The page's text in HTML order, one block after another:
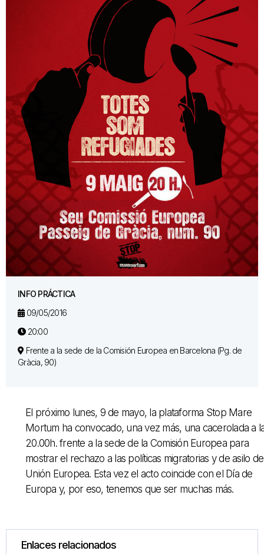
INFO PRÁCTICA
09/05/2016
20:00
Frente a la sede de la Comisión Europea en Barcelona (Pg. de
Gràcia, 90)
El próximo lunes, 9 de mayo, la plataforma Stop Mare
Mortum ha convocado, una vez más, una cacerolada a
20.00h. frente a la sede de la Comisión Europea para
mostrar el rechazo a las políticas migratorias y de asilo
Unión Europea. Esta vez el acto coincide con el Día de
Europa y, por eso, tenemos que ser muchas más.
Enlaces relacionados